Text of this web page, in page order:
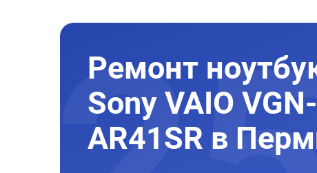
Ремонт
Sony VAIO VGN-
AR41SR в